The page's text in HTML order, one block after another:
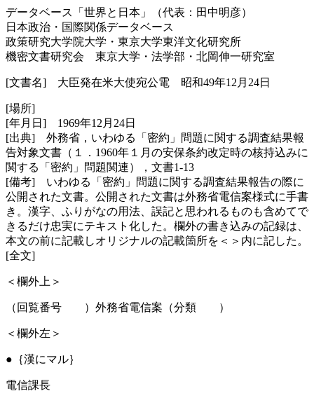
データベース「世界と日本」（代表：田中明彦）
日本政治・国際関係データベース
政策研究大学院大学・東京大学東洋文化研究所
機密文書研究会 東京大学・法学部・北岡伸一研究室
[文書名] 大臣発在米大使宛公電 昭和49年12月24日
[場所]
[年月日] 1969年12月24日
[出典] 外務省，いわゆる「密約」問題に関する調査結果報
告対象文書（１．1960年１月の安保条約改定時の核持込みに
関する「密約」問題関連），文書1-13
[備考] いわゆる「密約」問題に関する調査結果報告の際に
公開された文書。公開された文書は外務省電信案様式に手書
き。漢字、ふりがなの用法、誤記と思われるものも含めてで
きるだけ忠実にテキスト化した。欄外の書き込みの記録は、
本文の前に記載しオリジナルの記載箇所を＜＞内に記した。
[全文]
＜欄外上＞
（回覧番号 ）外務省電信案（分類 ）
＜欄外左＞
●｛漢にマル｝
電信課長